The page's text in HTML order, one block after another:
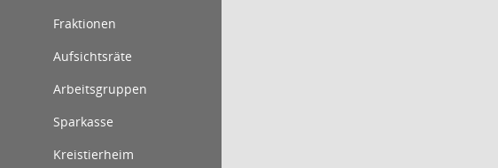
Fraktionen
Aufsichtsräte
Arbeitsgruppen
Sparkasse
Kreistierheim